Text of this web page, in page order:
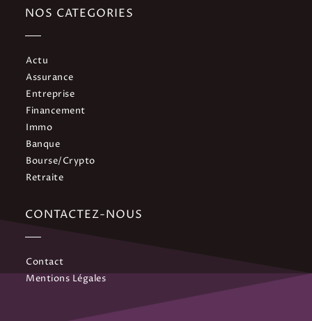
NOS CATEGORIES
Actu
Assurance
Entreprise
Financement
Immo
Banque
Bourse/Crypto
Retraite
CONTACTEZ-NOUS
Contact
Mentions Légales